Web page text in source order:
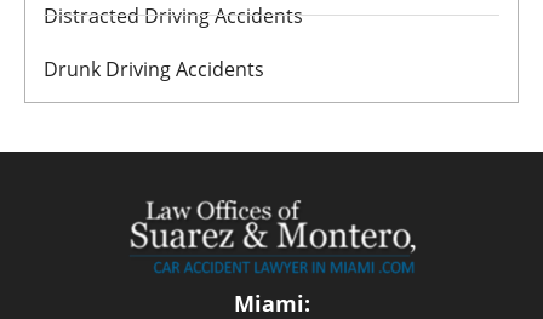
Distracted Driving Accidents
Drunk Driving Accidents
Miami: